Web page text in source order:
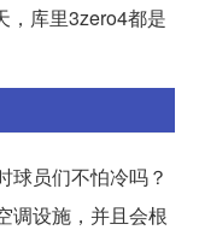
，库里3zero4都是
球员们不怕冷吗？
调设施，并且会根